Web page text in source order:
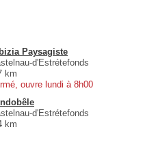
Paysagiste
d'Estrétefonds
km
ouvre lundi à 8h00
d'Estrétefonds
km